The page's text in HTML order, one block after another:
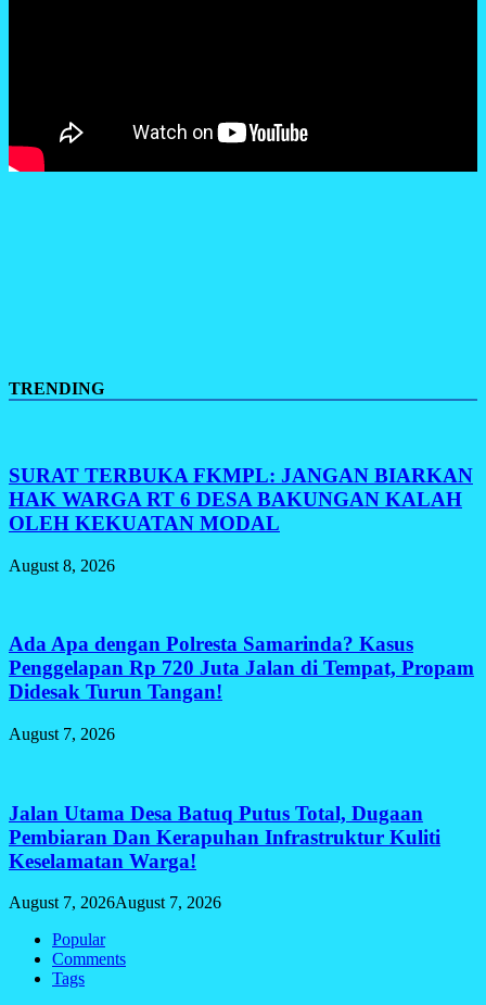
TRENDING
SURAT TERBUKA FKMPL: JANGAN BIARKAN
HAK WARGA RT 6 DESA BAKUNGAN KALAH
OLEH KEKUATAN MODAL
August 8, 2026
Ada Apa dengan Polresta Samarinda? Kasus
Penggelapan Rp 720 Juta Jalan di Tempat, Propam
Didesak Turun Tangan!
August 7, 2026
Jalan Utama Desa Batuq Putus Total, Dugaan
Pembiaran Dan Kerapuhan Infrastruktur Kuliti
Keselamatan Warga!
August 7, 2026August 7, 2026
Popular
Comments
Tags